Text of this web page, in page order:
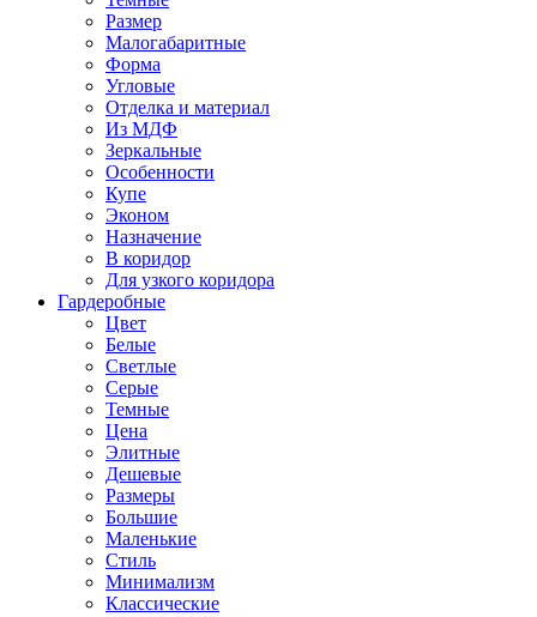
Размер
Малогабаритные
Форма
Угловые
Отделка и материал
Из МДФ
Зеркальные
Особенности
Купе
Эконом
Назначение
В коридор
Для узкого коридора
Гардеробные
Цвет
Белые
Светлые
Серые
Темные
Цена
Элитные
Дешевые
Размеры
Большие
Маленькие
Стиль
Минимализм
Классические